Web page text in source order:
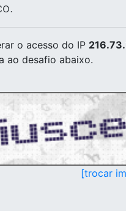
o acesso do IP
ao desafio abaixo.
[trocar